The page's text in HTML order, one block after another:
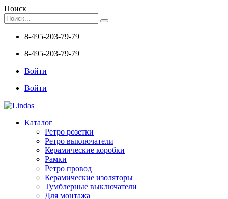
Поиск
8-495-203-79-79
8-495-203-79-79
Войти
Войти
Каталог
Ретро розетки
Ретро выключатели
Керамические коробки
Рамки
Ретро провод
Керамические изоляторы
Тумблерные выключатели
Для монтажа